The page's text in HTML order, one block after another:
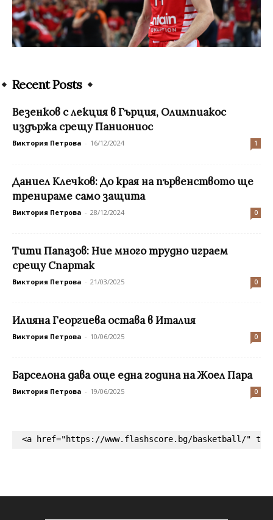
Recent Posts
Везенков с лекция в Гърция, Олимпиакос
издържа срещу Паниониос
Виктория Петрова - 16/12/2024 1
Даниел Клечков: До края на първенството ще
тренираме само защита
Виктория Петрова - 28/12/2024 0
Тити Папазов: Ние много трудно играем
срещу Спартак
Виктория Петрова - 21/03/2025 0
Илияна Георгиева остава в Италия
Виктория Петрова - 10/06/2025 0
Барселона дава още една година на Жоел Пара
Виктория Петрова - 19/06/2025 0
<a href="https://www.flashscore.bg/basketball/"